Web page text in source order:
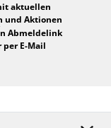
aktuellen
und Aktionen
Abmeldelink
E-Mail